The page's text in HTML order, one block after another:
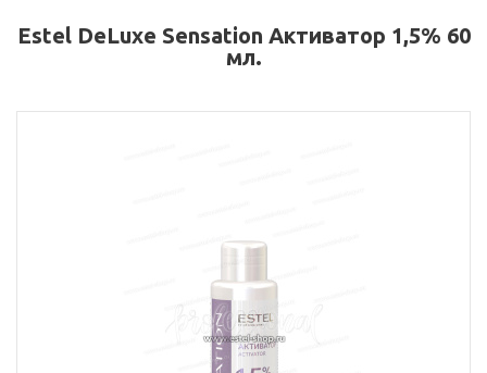
Estel DeLuxe Sensation Активатор 1,5% 60
мл.